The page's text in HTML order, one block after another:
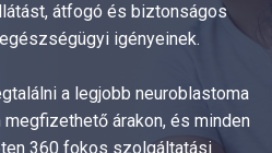
átfogó és biztonságos
igényeinek.
a legjobb neuroblastoma
árakon, és minden
360 fokos szolgáltatási